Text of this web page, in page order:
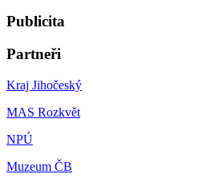
Publicita
Partneři
Kraj Jihočeský
MAS Rozkvět
NPÚ
Muzeum ČB